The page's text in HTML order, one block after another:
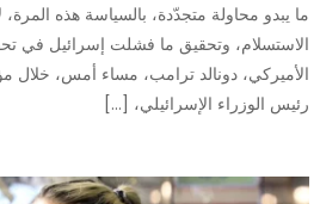
ما يبدو محاولة متجدّدة، بالسياسة هذه المرة،
الاستسلام، وتحقيق ما فشلت إسرائيل في
الأميركي، دونالد ترامب، مساء أمس،
رئيس الوزراء الإسرائيلي، […]